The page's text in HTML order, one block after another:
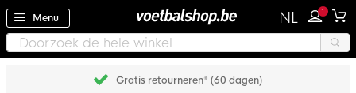
Menu NL 1
Gratis retourneren* (60 dagen)